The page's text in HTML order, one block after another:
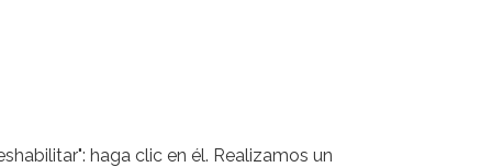
haga clic en él. Realizamos un